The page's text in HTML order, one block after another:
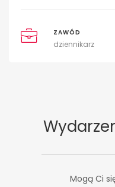
ZAWÓD
dziennikarz
Mogą Ci